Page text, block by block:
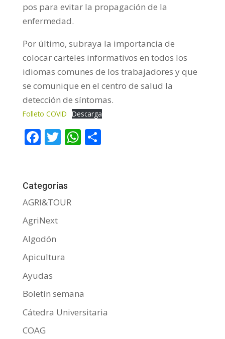
pos para evitar la propagación de la
enfermedad.
Por último, subraya la importancia de
colocar carteles informativos en todos los
idiomas comunes de los trabajadores y que
se comunique en el centro de salud la
detección de síntomas.
Folleto COVID Descarga
F
b
o
o
k
T
er
W C
Categorías
AGRI&TOUR
AgriNext
Algodón
Apicultura
Ayudas
Boletín semana
Cátedra Universitaria
COAG